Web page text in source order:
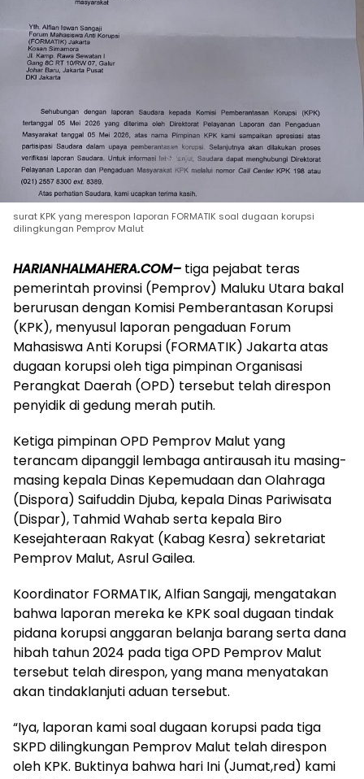
surat KPK yang merespon laporan FORMATIK soal dugaan korupsi
dilingkungan Pemprov Malut
HARIANHALMAHERA.COM– tiga pejabat teras
pemerintah provinsi (Pemprov) Maluku Utara bakal
berurusan dengan Komisi Pemberantasan Korupsi
(KPK), menyusul laporan pengaduan Forum
Mahasiswa Anti Korupsi (FORMATIK) Jakarta atas
dugaan korupsi oleh tiga pimpinan Organisasi
Perangkat Daerah (OPD) tersebut telah direspon
penyidik di gedung merah putih.
Ketiga pimpinan OPD Pemprov Malut yang
terancam dipanggil lembaga antirausah itu masing-
masing kepala Dinas Kepemudaan dan Olahraga
(Dispora) Saifuddin Djuba, kepala Dinas Pariwisata
(Dispar), Tahmid Wahab serta kepala Biro
Kesejahteraan Rakyat (Kabag Kesra) sekretariat
Pemprov Malut, Asrul Gailea.
Koordinator FORMATIK, Alfian Sangaji, mengatakan
bahwa laporan mereka ke KPK soal dugaan tindak
pidana korupsi anggaran belanja barang serta dana
hibah tahun 2024 pada tiga OPD Pemprov Malut
tersebut telah direspon, yang mana menyatakan
akan tindaklanjuti aduan tersebut.
“Iya, laporan kami soal dugaan korupsi pada tiga
SKPD dilingkungan Pemprov Malut telah direspon
oleh KPK. Buktinya bahwa hari Ini (Jumat,red) kami